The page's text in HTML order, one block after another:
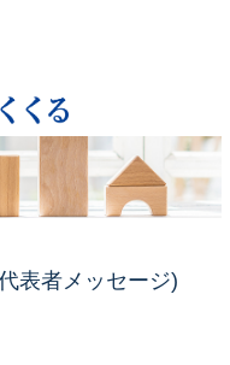
表者メッセージ)